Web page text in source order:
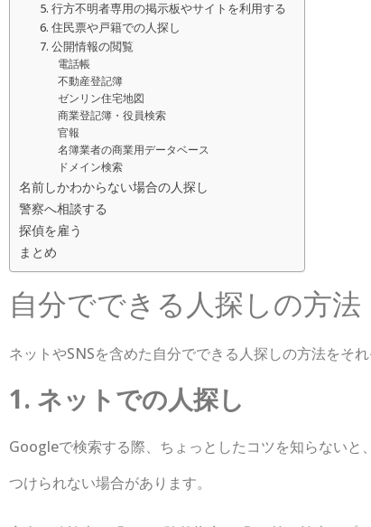
5. 行方不明者専用の掲示板やサイトを利用する
6. 住民票や戸籍での人探し
7. 公開情報の閲覧
電話帳
不動産登記簿
ゼンリン住宅地図
商業登記簿・役員検索
官報
名簿業者の商業用データベース
ドメイン検索
名前しかわからない場合の人探し
警察へ相談する
探偵を雇う
まとめ
自分でできる人探しの方法
ネットやSNSを含めた自分でできる人探しの方法をそ
1. ネットでの人探し
Googleで検索する際、ちょっとしたコツを知らない
つけられない場合があります。